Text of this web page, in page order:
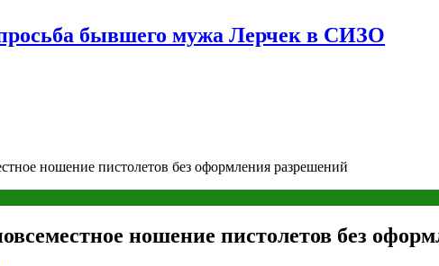
бывшего мужа Лерчек в СИЗО
ношение пистолетов без оформления разрешений
ношение пистолетов без